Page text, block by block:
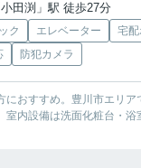
田渕」駅 徒歩27分
ク エレベーター
宅
防犯カメラ
におすすめ。豊川市エリア
室内設備は洗面化粧台・浴